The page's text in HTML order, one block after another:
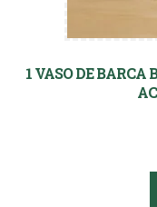
1 VASO DE BARCA